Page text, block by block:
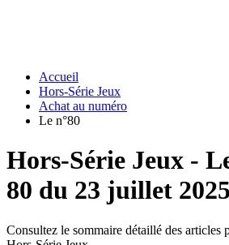
Accueil
Hors-Série Jeux
Achat au numéro
Le n°80
Hors-Série Jeux -
80 du 23 juillet 2025
Consultez le sommaire détaillé des articles